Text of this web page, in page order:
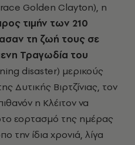
Golden Clayton), η
τιμήν των 210
τη ζωή τους σε
Τραγωδία του
disaster) μερικούς
Δυτικής Βιρτζίνιας, τον
η Κλέιτον να
εορτασμό της ημέρας
την ίδια χρονιά, λίγα